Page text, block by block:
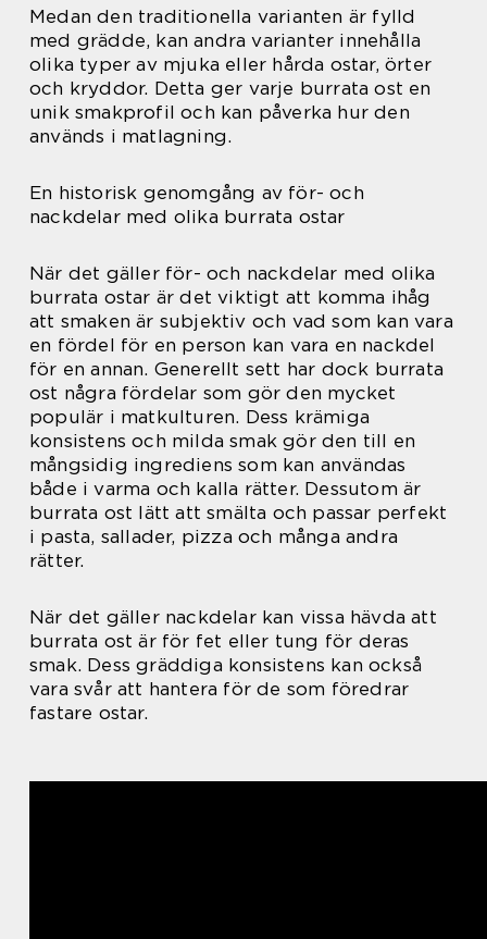
Medan den traditionella varianten är fylld
med grädde, kan andra varianter innehålla
olika typer av mjuka eller hårda ostar, örter
och kryddor. Detta ger varje burrata ost en
unik smakprofil och kan påverka hur den
används i matlagning.
En historisk genomgång av för- och
nackdelar med olika burrata ostar
När det gäller för- och nackdelar med olika
burrata ostar är det viktigt att komma ihåg
att smaken är subjektiv och vad som kan vara
en fördel för en person kan vara en nackdel
för en annan. Generellt sett har dock burrata
ost några fördelar som gör den mycket
populär i matkulturen. Dess krämiga
konsistens och milda smak gör den till en
mångsidig ingrediens som kan användas
både i varma och kalla rätter. Dessutom är
burrata ost lätt att smälta och passar perfekt
i pasta, sallader, pizza och många andra
rätter.
När det gäller nackdelar kan vissa hävda att
burrata ost är för fet eller tung för deras
smak. Dess gräddiga konsistens kan också
vara svår att hantera för de som föredrar
fastare ostar.